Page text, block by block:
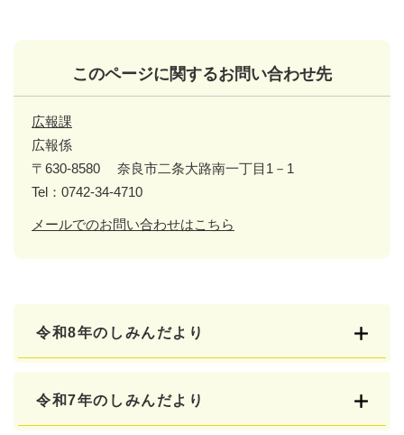
このページに関するお問い合わせ先
広報課
広報係
〒630-8580
奈良市二条大路南一丁目1－1
Tel：0742-34-4710
メールでのお問い合わせはこちら
令和8年のしみんだより
令和7年のしみんだより